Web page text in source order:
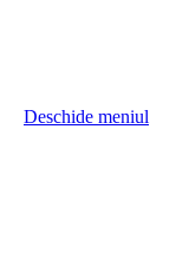
Deschide meniul